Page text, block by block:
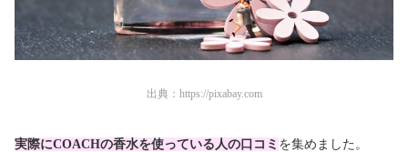
出典： https://pixabay.com
実際にCOACHの香水を使っている人の口コミ を集めました。